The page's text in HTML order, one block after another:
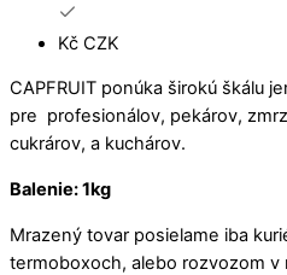
Kč CZK
CAPFRUIT ponúka širokú škálu
pre profesionálov, pekárov,
cukrárov, a kuchárov.
Balenie: 1kg
Mrazený tovar posielame iba
termoboxoch, alebo rozvozom v